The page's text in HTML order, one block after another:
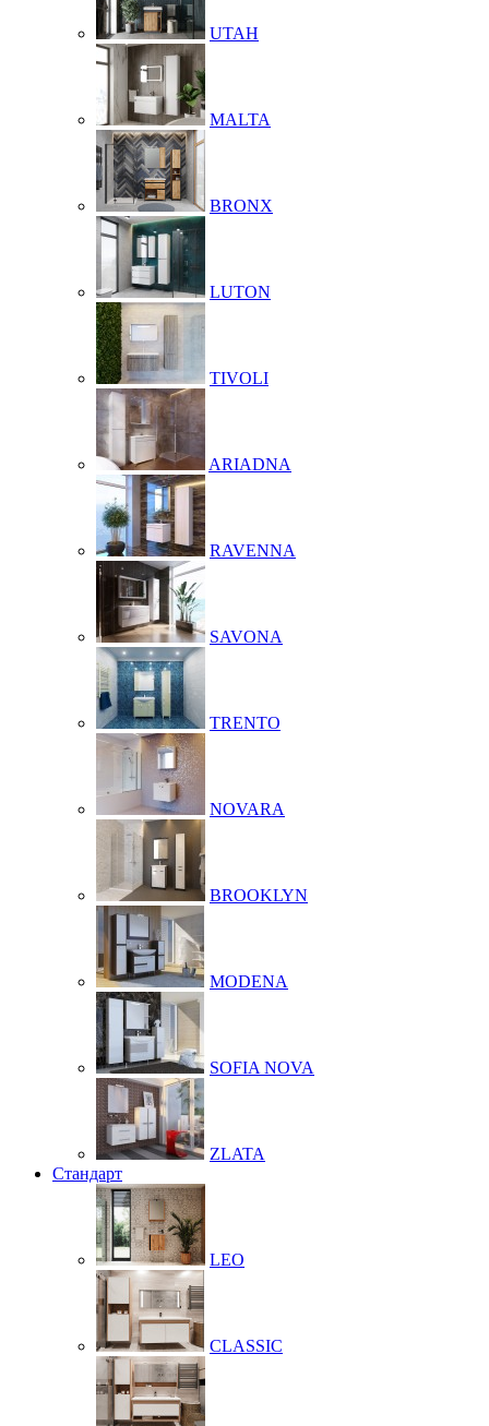
UTAH
MALTA
BRONX
LUTON
TIVOLI
ARIADNA
RAVENNA
SAVONA
TRENTO
NOVARA
BROOKLYN
MODENA
SOFIA NOVA
ZLATA
Стандарт
LEO
CLASSIC